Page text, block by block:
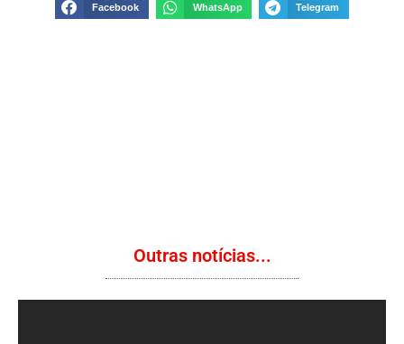
Facebook WhatsApp Telegram
Outras notícias...